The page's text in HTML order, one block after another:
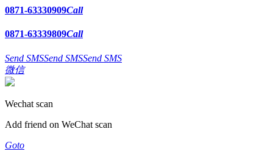
0871-63330909Call
0871-63339809Call
Send SMSSend SMSSend SMS
微信
Wechat scan
Add friend on WeChat scan
Goto